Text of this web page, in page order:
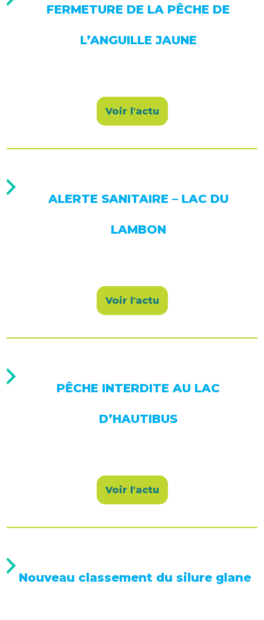
Voir l'actu
FERMETURE DE LA PÊCHE DE
L’ANGUILLE JAUNE
Voir l'actu
ALERTE SANITAIRE – LAC DU
LAMBON
Voir l'actu
PÊCHE INTERDITE AU LAC
D’HAUTIBUS
Nouveau classement du silure glane